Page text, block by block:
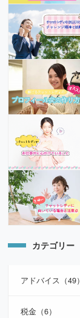
カテゴリー
アドバイス（49）
税金（6）